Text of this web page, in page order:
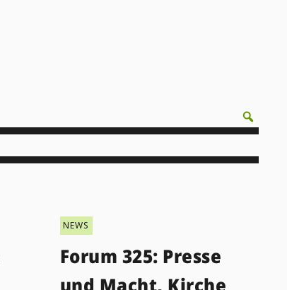
NEWS
Forum 325: Presse
und Macht, Kirche